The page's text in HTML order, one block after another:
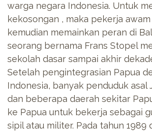
warga negara Indonesia. Untuk
kekosongan , maka pekerja
kemudian memainkan peran di
seorang bernama Frans Stopel
sekolah dasar sampai akhir
Setelah pengintegrasian Papua
Indonesia, banyak penduduk asal
dan beberapa daerah sekitar
ke Papua untuk bekerja sebagai
sipil atau militer. Pada tahun 1989